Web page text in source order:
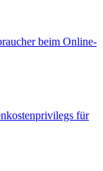
beim Online-
für